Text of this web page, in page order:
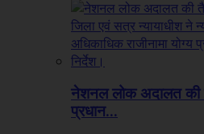
नेशनल लोक अदालत की
प्रधान...